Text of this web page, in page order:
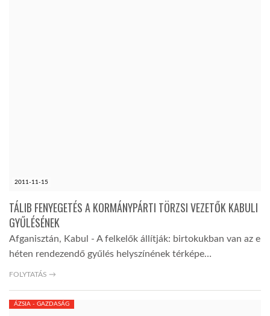
2011-11-15
TÁLIB FENYEGETÉS A KORMÁNYPÁRTI TÖRZSI VEZETŐK KABULI
GYŰLÉSÉNEK
Afganisztán, Kabul - A felkelők állítják: birtokukban van az e
héten rendezendő gyűlés helyszínének térképe…
FOLYTATÁS →
ÁZSIA - GAZDASÁG